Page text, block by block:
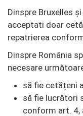
Dinspre Bruxelles
acceptati doar
repatrierea
Dinspre România
necesare
să fie cetățeni
să fie lucrători
conform art. 4,